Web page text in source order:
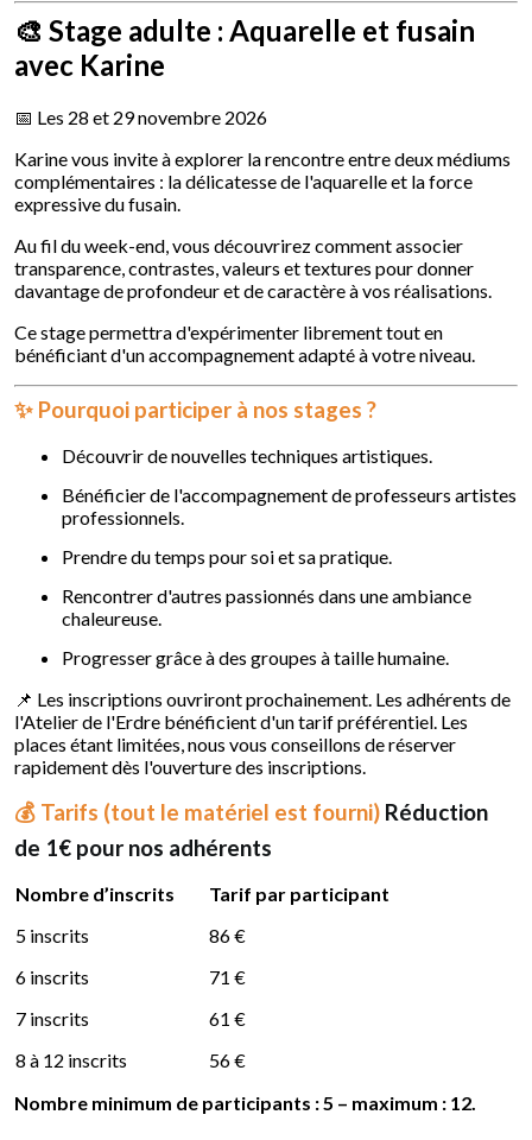
🎨 Stage adulte : Aquarelle et fusain
avec Karine
📅 Les 28 et 29 novembre 2026
Karine vous invite à explorer la rencontre entre deux médiums
complémentaires : la délicatesse de l'aquarelle et la force
expressive du fusain.
Au fil du week-end, vous découvrirez comment associer
transparence, contrastes, valeurs et textures pour donner
davantage de profondeur et de caractère à vos réalisations.
Ce stage permettra d'expérimenter librement tout en
bénéficiant d'un accompagnement adapté à votre niveau.
✨ Pourquoi participer à nos stages ?
Découvrir de nouvelles techniques artistiques.
Bénéficier de l'accompagnement de professeurs artistes
professionnels.
Prendre du temps pour soi et sa pratique.
Rencontrer d'autres passionnés dans une ambiance
chaleureuse.
Progresser grâce à des groupes à taille humaine.
📌 Les inscriptions ouvriront prochainement. Les adhérents de
l'Atelier de l'Erdre bénéficient d'un tarif préférentiel. Les
places étant limitées, nous vous conseillons de réserver
rapidement dès l'ouverture des inscriptions.
💰 Tarifs (tout le matériel est fourni) Réduction
de 1€ pour nos adhérents
Nombre d’inscrits
Tarif par participant
5 inscrits
86 €
6 inscrits
71 €
7 inscrits
61 €
8 à 12 inscrits
56 €
Nombre minimum de participants : 5 – maximum : 12.